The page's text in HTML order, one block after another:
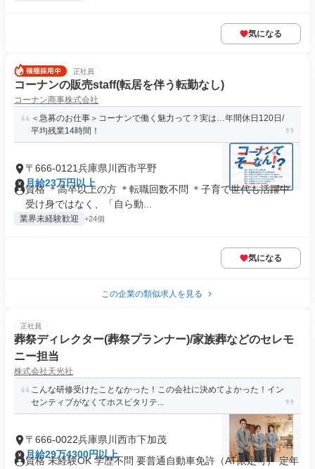
気になる
正社員
コーナンの販売staff(転居を伴う転勤なし)
コーナン商事株式会社
＜急募のお仕事＞コーナンで働く魅力って？実は…年間休日120日/
平均残業14時間！
〒666-0121兵庫県川西市平野
月給23万円以上
資格 ＊高卒以上の方 ＊転職回数不問 ＊子育て世代も活躍中
受け身ではなく、「自ら動...
業界未経験歓迎 +24個
気になる
この企業の類似求人を見る
正社員
葬祭ディレクター(葬祭プランナー)/家族葬などのセレモ
ニー担当
株式会社天光社
こんな研修受けたことなかった！この会社に決めてよかった！イン
センティブがなくてホスピタリテ...
〒666-0022兵庫県川西市下加茂
月給29万4300円以上
資格 未経験OK 学歴不問 要普通自動車免許（AT限定可） 定年